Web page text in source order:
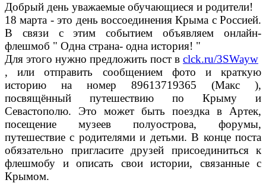
Добрый день уважаемые обучающиеся и родители!
18 марта - это день воссоединения Крыма с Россией.
В связи с этим событием объявляем онлайн-
флешмоб " Одна страна- одна история! "
Для этого нужно предложить пост в clck.ru/3SWayw
, или отправить сообщением фото и краткую
историю на номер 89613719365 (Макс ),
посвящённый путешествию по Крыму и
Севастополю. Это может быть поездка в Артек,
посещение музеев полуострова, форумы,
путешествие с родителями и детьми. В конце поста
обязательно пригласите друзей присоединиться к
флешмобу и описать свои истории, связанные с
Крымом.